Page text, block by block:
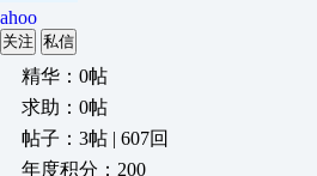
ahoo
关注 私信
精华：0帖
求助：0帖
帖子：3帖 | 607回
年度积分：200